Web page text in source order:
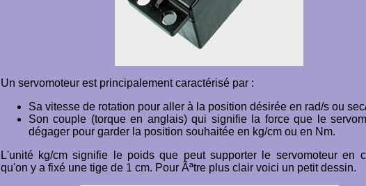
Un servomoteur est principalement caractérisé par :
Sa vitesse de rotation pour aller à la position désirée en rad/s ou
Son couple (torque en anglais) qui signifie la force que le
dégager pour garder la position souhaitée en kg/cm ou en Nm.
L'unité kg/cm signifie le poids que peut supporter le servomoteur en
qu'on y a fixé une tige de 1 cm. Pour Ãªtre plus clair voici un petit dessin.